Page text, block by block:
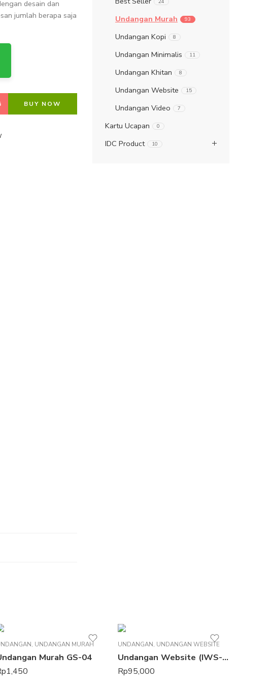
desain dan
jumlah berapa saja
BUY NOW
24
Undangan Murah 93
Undangan Kopi 8
Undangan Minimalis 11
Undangan Khitan 8
Undangan Website 15
Undangan Video 7
Kartu Ucapan 0
IDC Product 10
, UNDANGAN MURAH
Murah GS-04
1,450
UNDANGAN, UNDANGAN WEBSITE
Undangan Website (IWS-05)
Rp95,000